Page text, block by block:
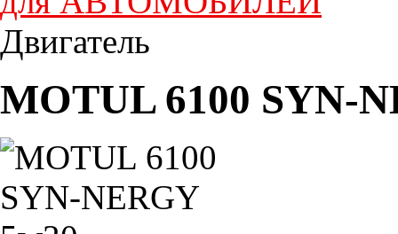
Двигатель
MOTUL 6100 SYN-